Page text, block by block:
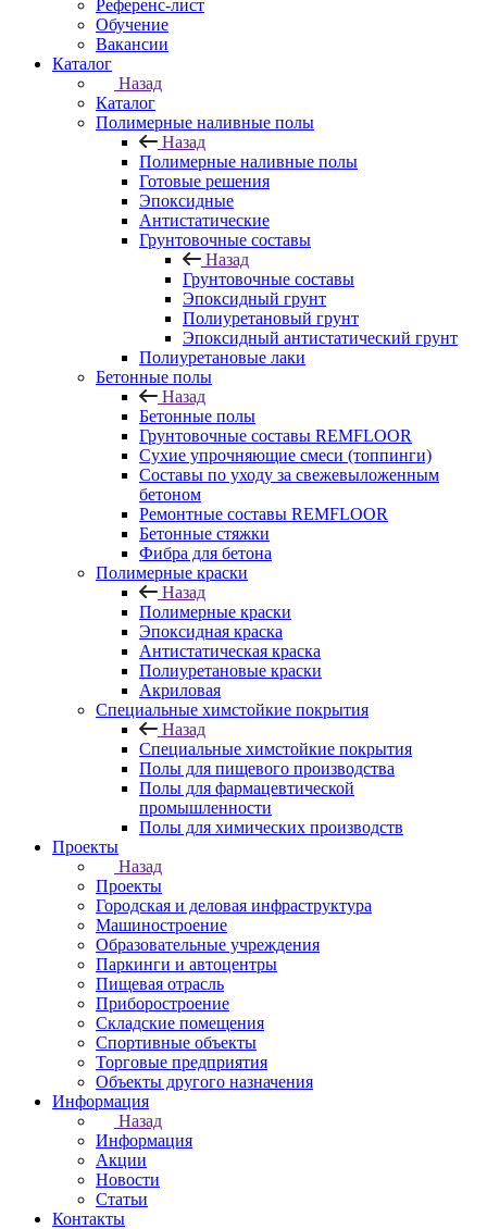
Референс-лист
Обучение
Вакансии
Каталог
Назад
Каталог
Полимерные наливные полы
Назад
Полимерные наливные полы
Готовые решения
Эпоксидные
Антистатические
Грунтовочные составы
Назад
Грунтовочные составы
Эпоксидный грунт
Полиуретановый грунт
Эпоксидный антистатический грунт
Полиуретановые лаки
Бетонные полы
Назад
Бетонные полы
Грунтовочные составы REMFLOOR
Сухие упрочняющие смеси (топпинги)
Составы по уходу за свежевыложенным
бетоном
Ремонтные составы REMFLOOR
Бетонные стяжки
Фибра для бетона
Полимерные краски
Назад
Полимерные краски
Эпоксидная краска
Антистатическая краска
Полиуретановые краски
Акриловая
Специальные химстойкие покрытия
Назад
Специальные химстойкие покрытия
Полы для пищевого производства
Полы для фармацевтической
промышленности
Полы для химических производств
Проекты
Назад
Проекты
Городская и деловая инфраструктура
Машиностроение
Образовательные учреждения
Паркинги и автоцентры
Пищевая отрасль
Приборостроение
Складские помещения
Спортивные объекты
Торговые предприятия
Объекты другого назначения
Информация
Назад
Информация
Акции
Новости
Статьи
Контакты